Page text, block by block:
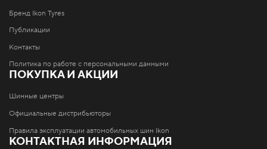
Бренд Ikon Tyres
Публикации
Контакты
Политика по работе с персональными данными
ПОКУПКА И АКЦИИ
Шинные центры
Официальные дистрибьюторы
Правила эксплуатации автомобильных шин Ikon
КОНТАКТНАЯ ИНФОРМАЦИЯ